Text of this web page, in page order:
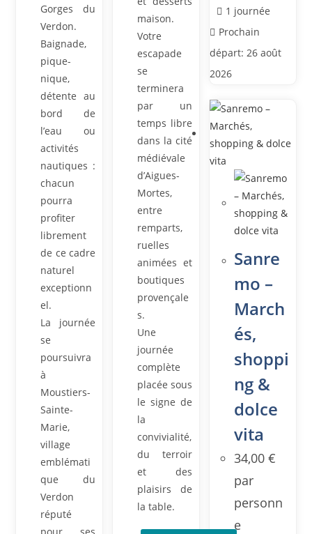
Gorges du
Verdon.
Baignade,
pique-
nique,
détente au
bord de
l’eau ou
activités
nautiques :
chacun
pourra
profiter
librement
de ce cadre
naturel
exceptionn
el.
La journée
se
poursuivra
à
Moustiers-
Sainte-
Marie,
village
emblémati
que du
Verdon
réputé
maison.
Votre
escapade
se
terminera
par un
temps libre
dans la cité
médiévale
d’Aigues-
Mortes,
entre
remparts,
ruelles
animées et
boutiques
provençale
s.
Une
journée
complète
placée sous
le signe de
la
convivialité,
du terroir
et des
plaisirs de
la table.
1 journée
Prochain
départ: 26 août
2026
Sanre
mo –
March
és,
shoppi
ng &
dolce
vita
34,00 €
par
personn
e